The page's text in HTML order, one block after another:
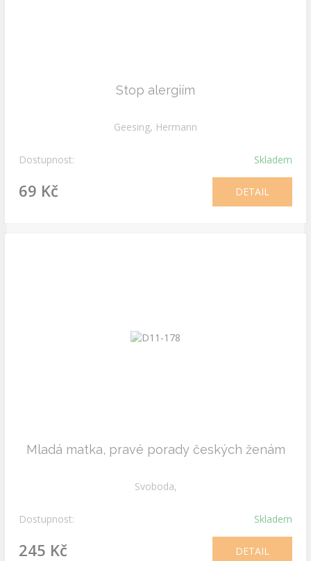
Stop alergiím
Geesing, Hermann
Dostupnost: Skladem
69 Kč DETAIL
Mladá matka, pravé porady českých ženám
Svoboda,
Dostupnost: Skladem
245 Kč DETAIL